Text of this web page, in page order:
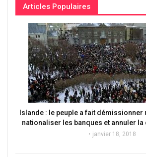
Articles Populaires
Islande : le peuple a fait démissionner
nationaliser les banques et annuler
janvier 18, 2018